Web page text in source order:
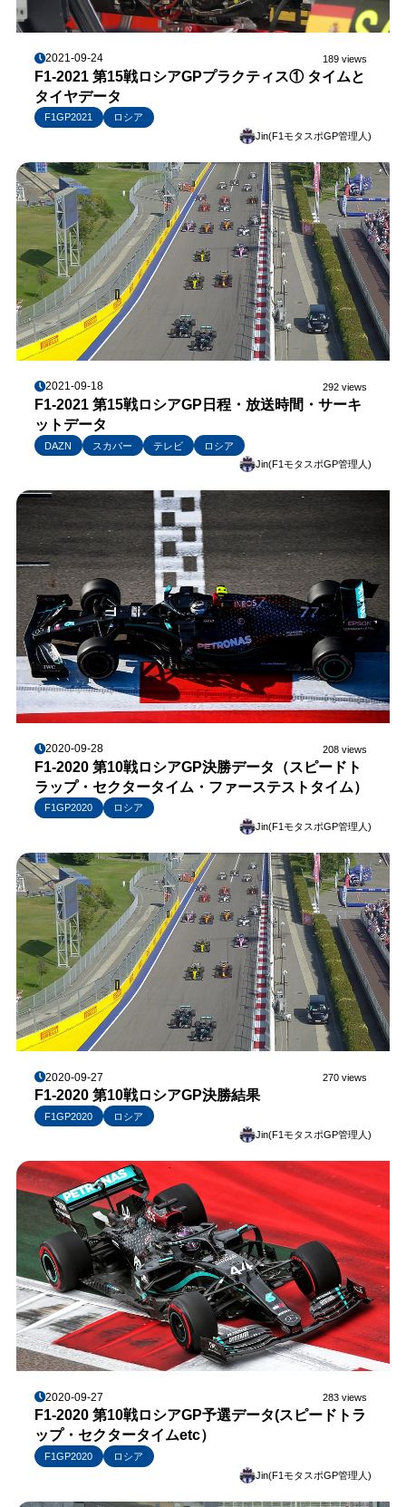
2021-09-24 189 views
F1-2021 第15戦ロシアGPプラクティス① タイムと
タイヤデータ
F1GP2021
ロシア
Jin(F1モタスポGP管理人)
2021-09-18 292 views
F1-2021 第15戦ロシアGP日程・放送時間・サーキ
ットデータ
DAZN スカパー テレビ
ロシア
Jin(F1モタスポGP管理人)
2020-09-28 208 views
F1-2020 第10戦ロシアGP決勝データ（スピードト
ラップ・セクタータイム・ファーステストタイム）
F1GP2020
ロシア
Jin(F1モタスポGP管理人)
2020-09-27 270 views
F1-2020 第10戦ロシアGP決勝結果
F1GP2020
ロシア
Jin(F1モタスポGP管理人)
2020-09-27 283 views
F1-2020 第10戦ロシアGP予選データ(スピードトラ
ップ・セクタータイムetc）
F1GP2020
ロシア
Jin(F1モタスポGP管理人)